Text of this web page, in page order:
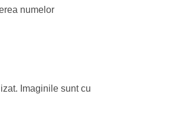
numelor
Imaginile sunt cu